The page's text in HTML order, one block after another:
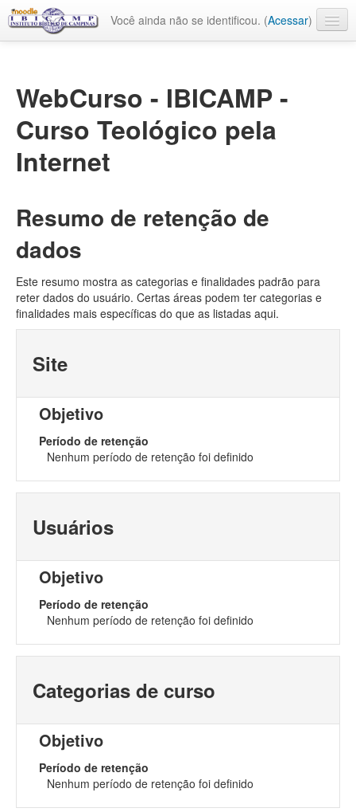
Você ainda não se identificou. (Acessar)
WebCurso - IBICAMP -
Curso Teológico pela
Internet
Resumo de retenção de
dados
Este resumo mostra as categorias e finalidades padrão para
reter dados do usuário. Certas áreas podem ter categorias e
finalidades mais específicas do que as listadas aqui.
Site
Objetivo
Período de retenção
Nenhum período de retenção foi definido
Usuários
Objetivo
Período de retenção
Nenhum período de retenção foi definido
Categorias de curso
Objetivo
Período de retenção
Nenhum período de retenção foi definido